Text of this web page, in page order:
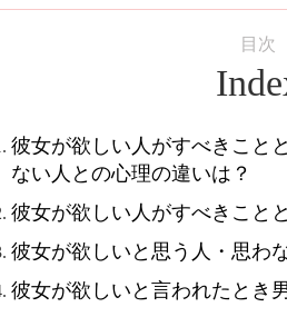
目次
彼女が欲しい人がすべきこと
ない人との心理の違いは？
彼女が欲しい人がすべきこと
彼女が欲しいと思う人・思わ
彼女が欲しいと言われたとき